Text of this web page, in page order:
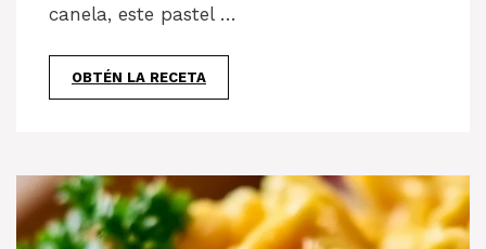
canela, este pastel …
OBTÉN LA RECETA